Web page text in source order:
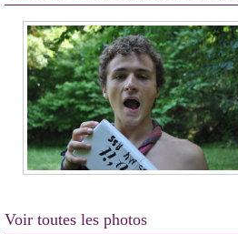
Voir toutes les photos